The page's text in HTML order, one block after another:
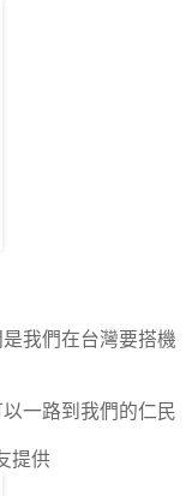
我們在台灣要搭機
一路到我們的仁民
提供